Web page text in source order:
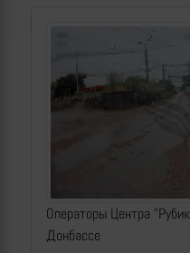
Операторы Центра
Донбассе